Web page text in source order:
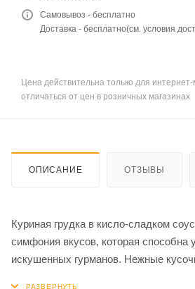
Самовывоз - бесплатно
Доставка - бесплатно(см. условия
Цена действительна только для
отличаться от цен в розничных магазинах
ОПИСАНИЕ ОТЗЫВЫ
Куриная грудка в кисло-сладком
симфония вкусов, которая способна
искушенных гурманов. Нежные